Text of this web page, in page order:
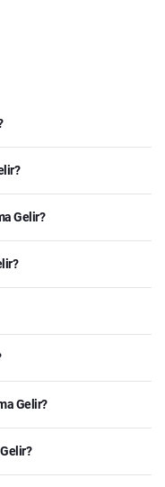
Gelir?
Gelir?